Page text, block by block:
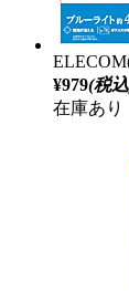
¥979(税
在庫あり